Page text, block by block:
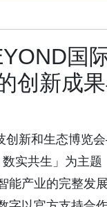
国
创新成
创新和生态博览
实共生」为主
能产业的完整发